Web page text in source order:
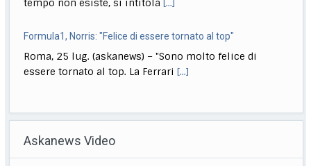
Roma, 25 lug. (askanews) – C’è rammarico nelle parole
di Lewis Hamilton, beffato per 12 [...]
Roma, 25 lug. (askanews) – Charles Leclerc prova a
Biennale Danza, McGregor: fiero dei College e delle nuove
Askanews Video